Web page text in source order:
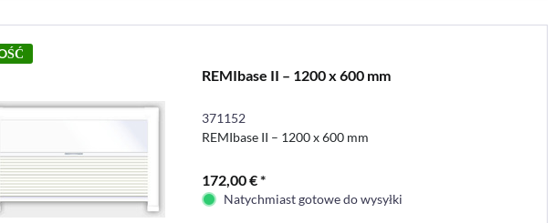
REMIbase II – 1200 x 600 mm
371152
REMIbase II – 1200 x 600 mm
172,00 € *
Natychmiast gotowe do wysyłki